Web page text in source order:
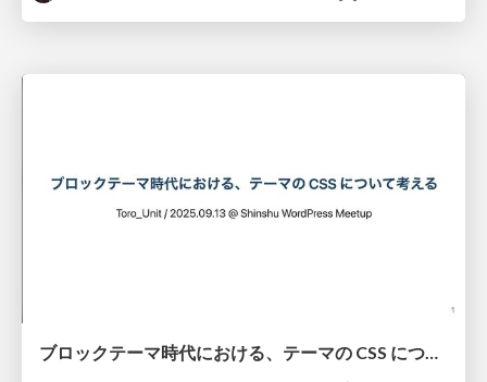
ブロックテーマ時代における、テーマの CSS について考える Toro_Unit / 2025.09.13 @ Shinshu WordPress Meetup